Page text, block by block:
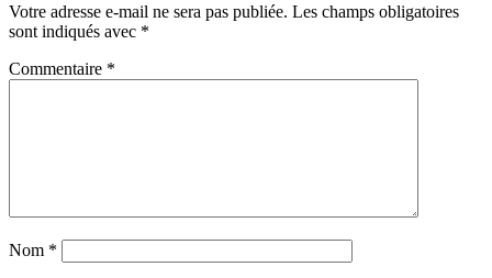
Votre adresse e-mail ne sera pas publiée. Les champs obligatoires
sont indiqués avec *
Commentaire *
Nom *